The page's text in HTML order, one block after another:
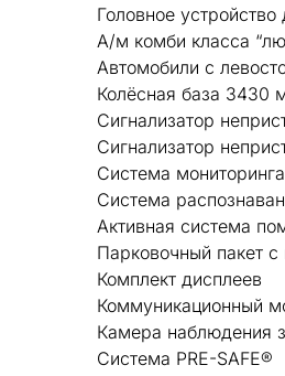
Головное
А/м комби класса
Автомобили с
Колёсная база 3430
Сигнализатор
Сигнализатор
Система
Система
Активная система
Парковочный пакет
Комплект дисплеев
Коммуникационный
Камера наблюдения
Система PRE-SAFE®